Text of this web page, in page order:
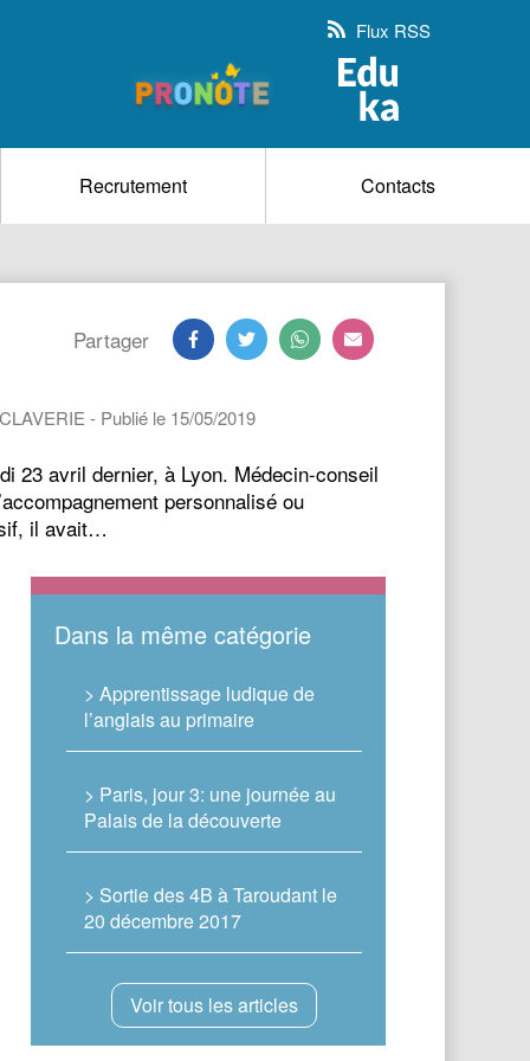
Flux RSS
Recrutement Contacts
Partager
- Publié le 15/05/2019
23 avril dernier, à Lyon. Médecin-conseil
personnalisé ou
il avait…
Dans la même catégorie
> Apprentissage ludique de
l’anglais au primaire
> Paris, jour 3: une journée au
Palais de la découverte
> Sortie des 4B à Taroudant le
20 décembre 2017
Voir tous les articles